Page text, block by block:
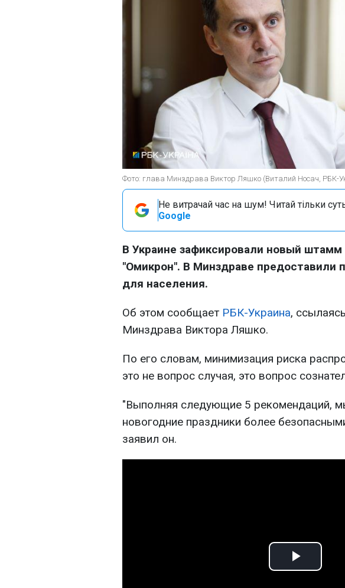
Фото: глава Минздрава Виктор Ляшко (Виталий Носач, РБК-
Не витрачай час на шум! Читай тільки
Google
В Украине зафиксировали новый штамм
"Омикрон". В Минздраве предоставили
для населения.
Об этом сообщает РБК-Украина,
Минздрава Виктора Ляшко.
По его словам, минимизация риска
это не вопрос случая, это вопрос
"Выполняя следующие 5 рекомендаций,
новогодние праздники более
заявил он.
Play